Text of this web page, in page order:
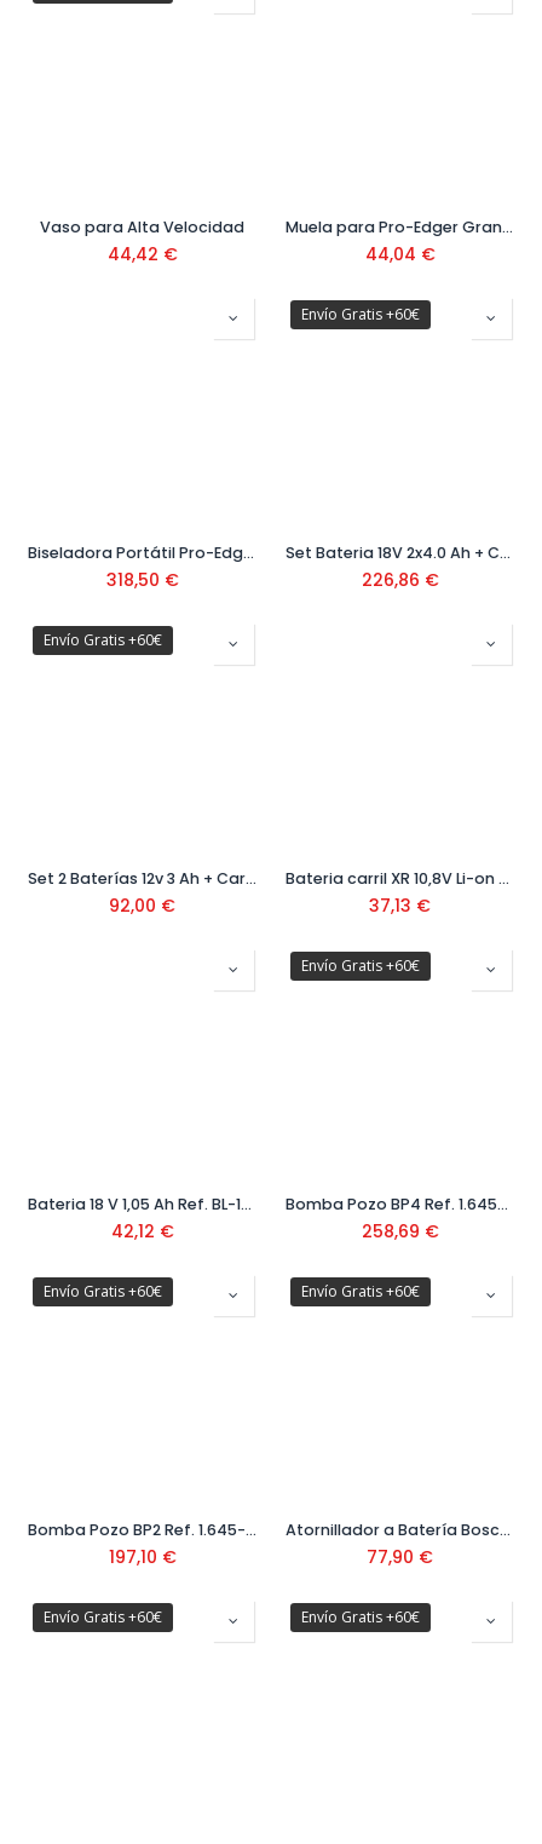
Vaso para Alta Velocidad
44,42 €
Muela para Pro-Edger Grano Fino 66 mm Ref.16957
44,04 €
Biseladora Portátil Pro-Edger Ref. 16956
318,50 €
Envío Gratis +60€
Set Bateria 18V 2x4.0 Ah + Cargador GAL Ref: 1600A019S0
226,86 €
Envío Gratis +60€
Set 2 Baterías 12v 3 Ah + Cargador GAL 1600A019RD
92,00 €
Bateria carril XR 10,8V Li-on 2,0Ah Ref. DCB127-XJ
37,13 €
Bateria 18 V 1,05 Ah Ref. BL-1518-XJ
42,12 €
Envío Gratis +60€
Bomba Pozo BP4 Ref. 1.645-421.0
258,69 €
Envío Gratis +60€
Bomba Pozo BP2 Ref. 1.645-420.0
197,10 €
Envío Gratis +60€
Atornillador a Batería Bosch GO Ref. 06019H2201
77,90 €
Envío Gratis +60€ Envío Gratis +60€